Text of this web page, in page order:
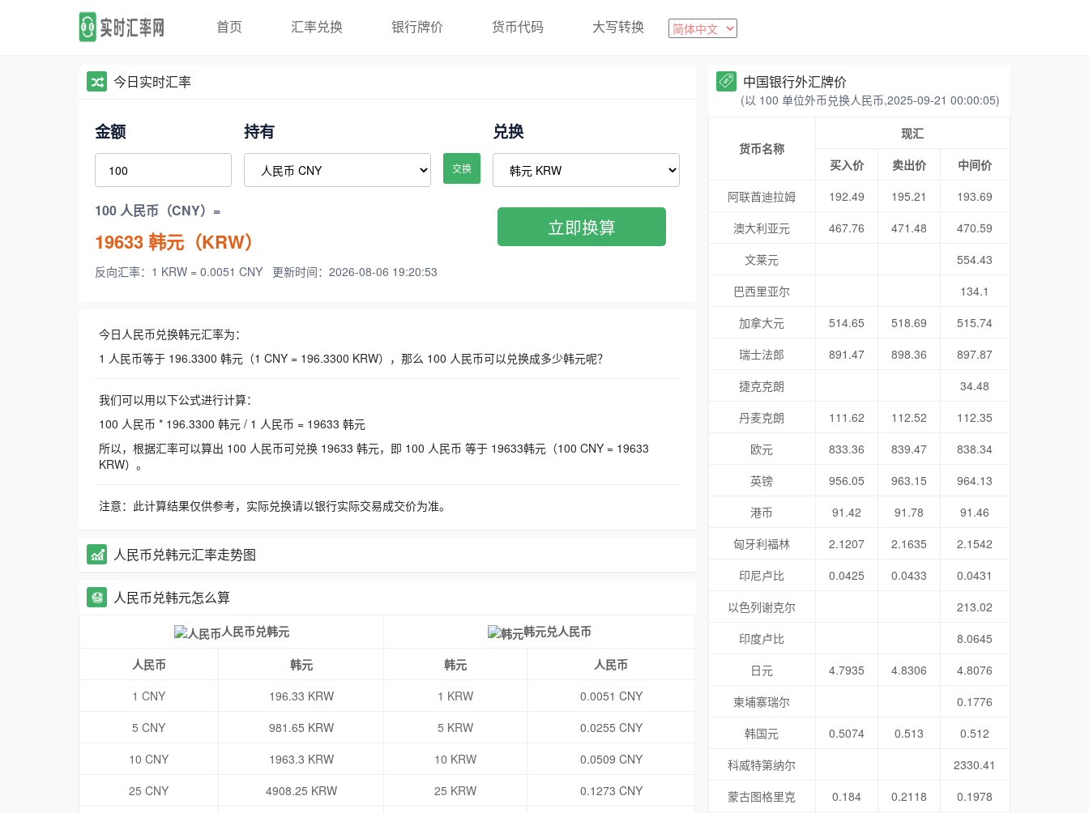
首页 汇率兑换 银行牌价 货币代码 大写转换
今日实时汇率
金额 持有
交换
兑换
100 人民币（CNY）=
19633韩元（KRW）
反向汇率：1 KRW = 0.0051 CNY 更新时间：2026-08-06 19:20:53
立即换算
今日人民币兑换韩元汇率为：
1 人民币等于 196.3300 韩元（1 CNY = 196.3300 KRW），那么 100 人民币可以兑换成多少韩元呢？
我们可以用以下公式进行计算：
100 人民币 * 196.3300 韩元 / 1 人民币 = 19633 韩元
所以，根据汇率可以算出 100 人民币可兑换 19633 韩元，即 100 人民币 等于 19633韩元（100 CNY = 19633
KRW）。
注意：此计算结果仅供参考，实际兑换请以银行实际交易成交价为准。
人民币兑韩元汇率走势图
人民币兑韩元怎么算
人民币兑韩元 韩元兑人民币
人民币 韩元 韩元
人民币
1 CNY
196.33 KRW 1 KRW
0.0051 CNY
5 CNY
981.65 KRW 5 KRW
0.0255 CNY
10 CNY
1963.3 KRW 10 KRW
0.0509 CNY
25 CNY
4908.25 KRW 25 KRW
0.1273 CNY
中国银行外汇牌价
(以 100 单位外币兑换人民币,2025-09-21 00:00:05)
货币名称
现汇
买入价
卖出价
中间价
阿联酋迪拉姆
192.49 195.21
193.69
澳大利亚元
467.76 471.48
470.59
文莱元
554.43
巴西里亚尔
134.1
加拿大元
514.65 518.69
515.74
瑞士法郎
891.47 898.36
897.87
捷克克朗
34.48
丹麦克朗
111.62 112.52
112.35
欧元
833.36 839.47
838.34
英镑
956.05 963.15
964.13
港币
91.42 91.78
91.46
匈牙利福林
2.1207 2.1635
2.1542
印尼卢比
0.0425 0.0433
0.0431
以色列谢克尔
213.02
印度卢比
8.0645
日元
4.7935 4.8306
4.8076
柬埔寨瑞尔
0.1776
韩国元
0.5074 0.513
0.512
科威特第纳尔
2330.41
蒙古图格里克
0.184 0.2118
0.1978